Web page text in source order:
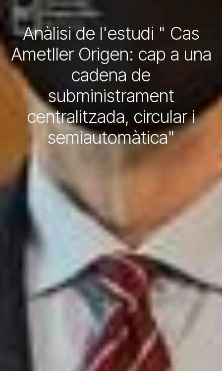
Anàlisi de l'estudi " Cas
Ametller Origen: cap a una
cadena de
subministrament
centralitzada, circular i
semiautomàtica"